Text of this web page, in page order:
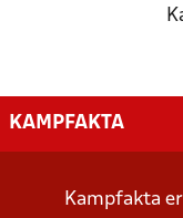
KAMPFAKTA
Kampfakta